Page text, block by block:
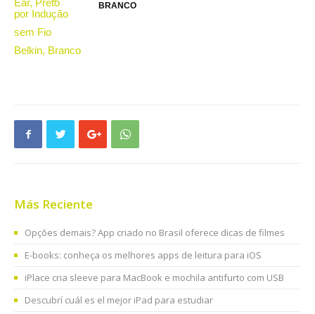
BRANCO
Más Reciente
Opções demais? App criado no Brasil oferece dicas de filmes
E-books: conheça os melhores apps de leitura para iOS
iPlace cria sleeve para MacBook e mochila antifurto com USB
Descubrí cuál es el mejor iPad para estudiar